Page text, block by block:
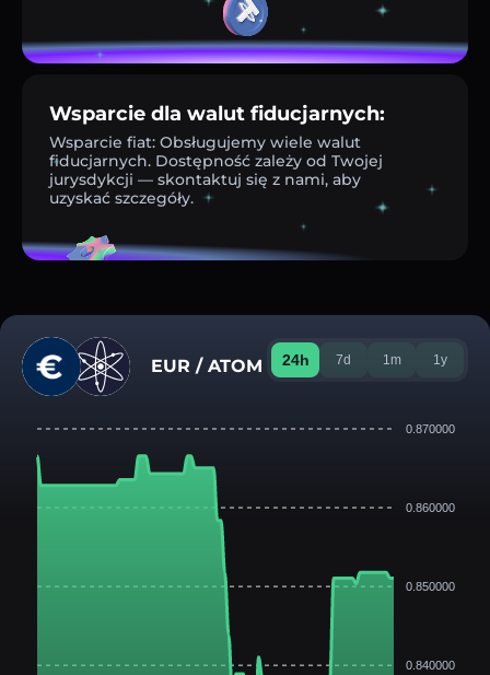
Wsparcie dla walut fiducjarnych:
Wsparcie fiat: Obsługujemy wiele walut
fiducjarnych. Dostępność zależy od Twojej
jurysdykcji — skontaktuj się z nami, aby
uzyskać szczegóły.
EUR / ATOM 24h 7d 1m 1y
0.870000
0.860000
0.850000
0.840000